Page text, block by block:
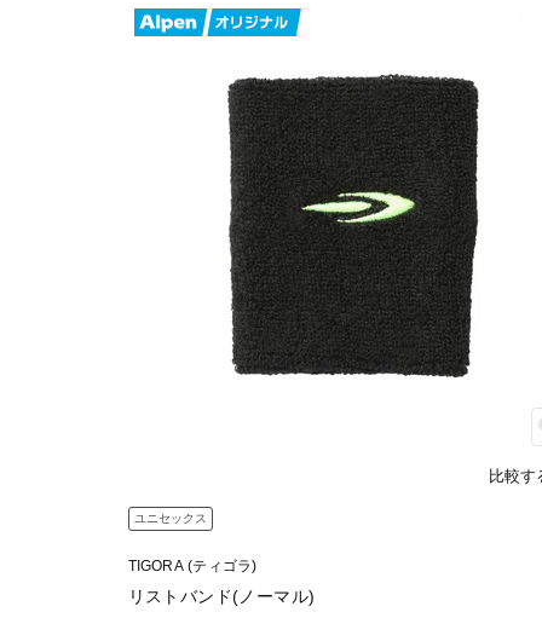
比較す
ユニセックス
TIGORA (ティゴラ)
リストバンド(ノーマル)